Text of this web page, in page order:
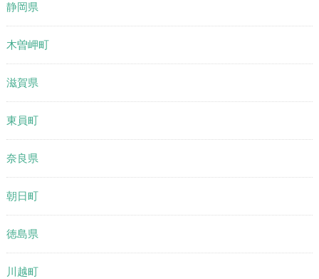
静岡県
木曽岬町
滋賀県
東員町
奈良県
朝日町
徳島県
川越町